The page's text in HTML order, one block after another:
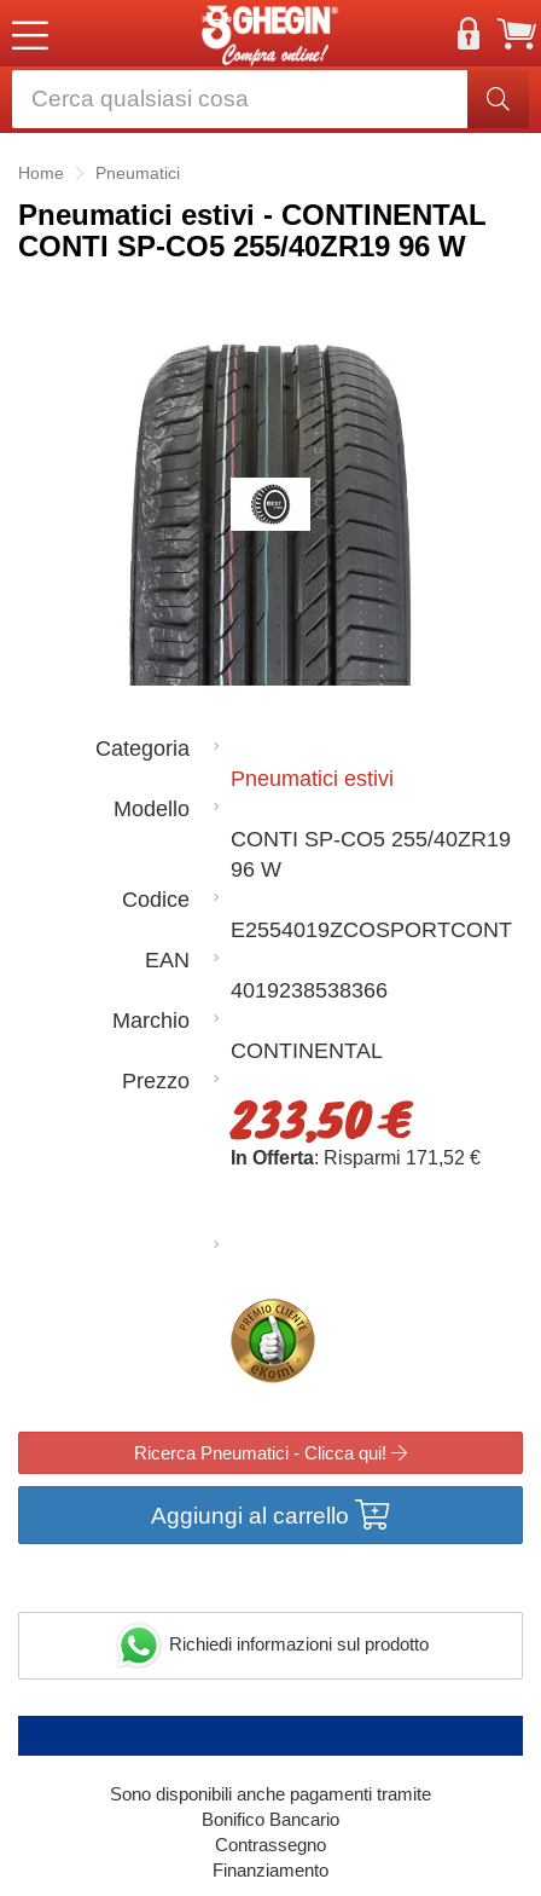
Home Pneumatici
Pneumatici estivi - CONTINENTAL
CONTI SP-CO5 255/40ZR19 96 W
Categoria
Pneumatici estivi
Modello
CONTI SP-CO5 255/40ZR19
96 W
Codice
E2554019ZCOSPORTCONT
EAN
4019238538366
Marchio
CONTINENTAL
Prezzo
233,50 €
In Offerta: Risparmi 171,52 €
Ricerca Pneumatici - Clicca qui!
Aggiungi al carrello
Richiedi informazioni sul prodotto
Sono disponibili anche pagamenti tramite
Bonifico Bancario
Contrassegno
Finanziamento